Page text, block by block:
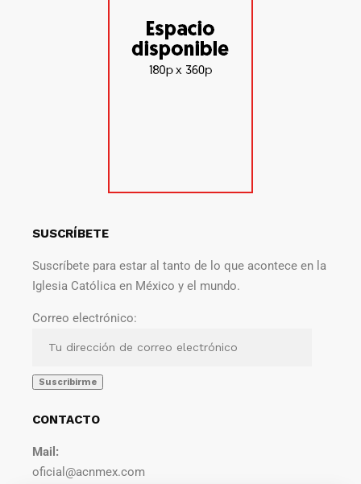
SUSCRÍBETE
Suscríbete para estar al tanto de lo que acontece en la
Iglesia Católica en México y el mundo.
Correo electrónico:
CONTACTO
Mail:
oficial@acnmex.com